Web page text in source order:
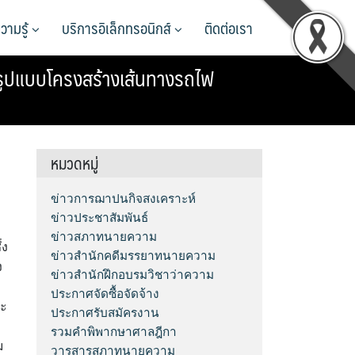
ามรู้ บริการอิเล็กทรอนิกส์ ติดต่อเรา
บบโครงสร้างเส้นทางรถไฟ
หมวดหมู่
ข่าวการฌาปนกิจสงเคราะห์
ข่าวประชาสัมพันธ์
ข่าวสภาทนายความ
ข่าวสำนักคดีมรรยาทนายความ
ข่าวสำนักฝึกอบรมวิชาว่าความ
ประกาศจัดซื้อจัดจ้าง
ประกาศรับสมัครงาน
รวมคำพิพากษาศาลฎีกา
วารสารสภาทนายความ